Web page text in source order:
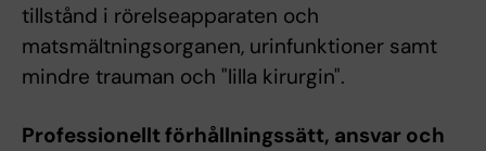
tillstånd i rörelseapparaten och
matsmältningsorganen, urinfunktioner samt
mindre trauman och "lilla kirurgin".
Professionellt förhållningssätt, ansvar och